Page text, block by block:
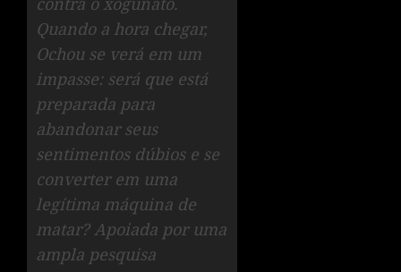
Quando a hora chegar,
Ochou se verá em um
impasse: será que está
preparada para
abandonar seus
sentimentos dúbios e se
converter em uma
legítima máquina de
matar? Apoiada por uma
ampla pesquisa